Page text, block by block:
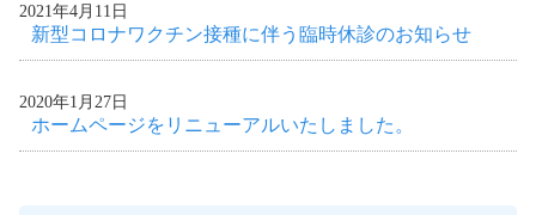
2021年4月11日
新型コロナワクチン接種に伴う臨時休診のお知らせ
2020年1月27日
ホームページをリニューアルいたしました。